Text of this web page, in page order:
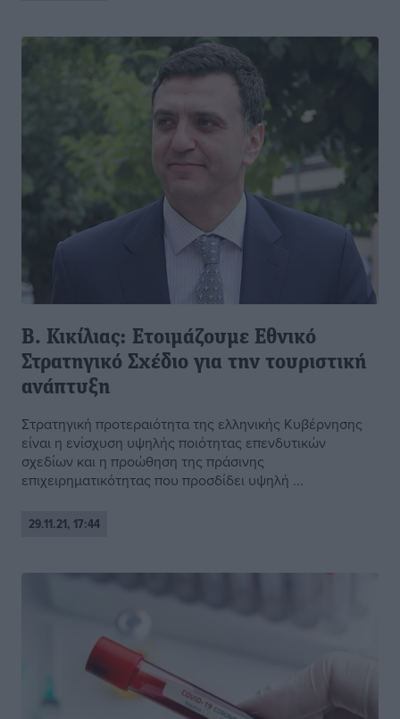
Β. Κικίλιας: Ετοιμάζουμε Εθνικό
Στρατηγικό Σχέδιο για την τουριστική
ανάπτυξη
Στρατηγική προτεραιότητα της ελληνικής Κυβέρνησης
είναι η ενίσχυση υψηλής ποιότητας επενδυτικών
σχεδίων και η προώθηση της πράσινης
επιχειρηματικότητας που προσδίδει υψηλή ...
29.11.21, 17:44